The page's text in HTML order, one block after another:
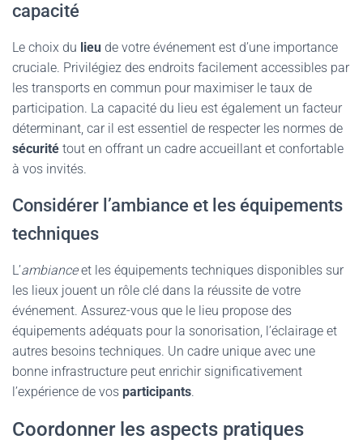
capacité
Le choix du lieu de votre événement est d’une importance
cruciale. Privilégiez des endroits facilement accessibles par
les transports en commun pour maximiser le taux de
participation. La capacité du lieu est également un facteur
déterminant, car il est essentiel de respecter les normes de
sécurité tout en offrant un cadre accueillant et confortable
à vos invités.
Considérer l’ambiance et les équipements
techniques
L’ambianceet les équipements techniques disponibles sur
les lieux jouent un rôle clé dans la réussite de votre
événement. Assurez-vous que le lieu propose des
équipements adéquats pour la sonorisation, l’éclairage et
autres besoins techniques. Un cadre unique avec une
bonne infrastructure peut enrichir significativement
l’expérience de vos participants.
Coordonner les aspects pratiques